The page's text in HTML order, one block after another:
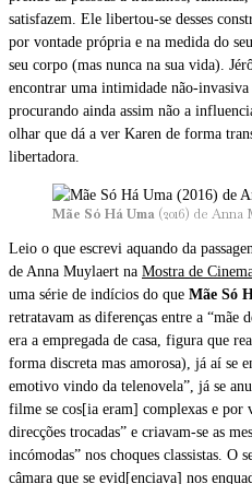
satisfazem. Ele libertou-se desses
por vontade própria e na medida do
seu corpo (mas nunca na sua vida).
encontrar uma intimidade não-
procurando ainda assim não a
olhar que dá a ver Karen de forma
libertadora.
Mãe Só Há Uma (2016) de Anna
Leio o que escrevi aquando da
de Anna Muylaert na Mostra de
uma série de indícios do que Mãe Só
retratavam as diferenças entre a “mãe
era a empregada de casa, figura que
forma discreta mas amorosa), já aí se
emotivo vindo da telenovela”, já se
filme se cos[ia eram] complexas e por
direcções trocadas” e criavam-se as
incómodas” nos choques classistas. O
câmara que se evid[enciava] nos